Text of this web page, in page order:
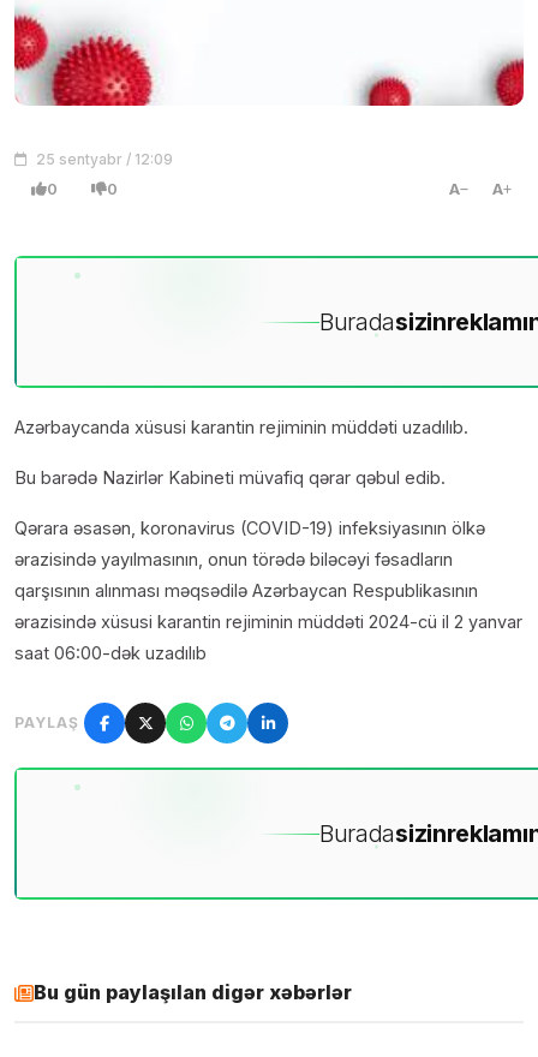
25 sentyabr / 12:09
0 0 A A
Buradasizin
Azərbaycanda xüsusi karantin rejiminin müddəti uzadılıb.
Bu barədə Nazirlər Kabineti müvafiq qərar qəbul edib.
Qərara əsasən, koronavirus (COVID-19) infeksiyasının ölkə
ərazisində yayılmasının, onun törədə biləcəyi fəsadların
qarşısının alınması məqsədilə Azərbaycan Respublikasının
ərazisində xüsusi karantin rejiminin müddəti 2024-cü il 2 yanvar
saat 06:00-dək uzadılıb
PAYLAŞ
Buradasizin
Bu gün paylaşılan digər xəbərlər